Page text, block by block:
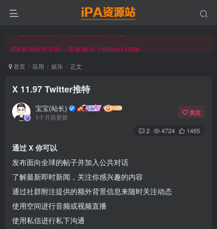
iPA资源站官方唯一客服微信:15504815558
首页 应用 娱乐 正文
X 11.97 Twitter推特
宝宝(站长)
1个月前更新
关注
2 4724 1465
通过 X 你可以
发布面向全球的帖子并加入公共对话
了解最新即时新闻，关注你感兴趣的内容
通过社群附注提供的额外背景信息来随时关注动态
使用空间进行音频或视频直播
使用私信进行私下沟通